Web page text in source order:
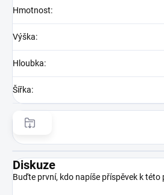
Hmotnost:
Výška:
Hloubka:
Šířka:
Diskuze
Buďte první, kdo napíše příspěvek k této